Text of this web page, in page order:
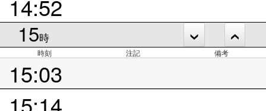
14:52
15時
時刻 注記 備考
15:03
15:14